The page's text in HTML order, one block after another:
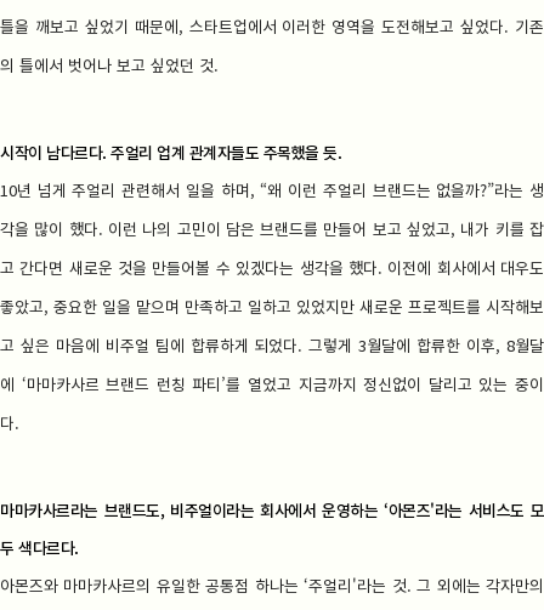
틀을 깨보고 싶었기 때문에, 스타트업에서 이러한 영역을 도전해보고 싶었다. 기존
의 틀에서 벗어나 보고 싶었던 것.
시작이 남다르다. 주얼리 업계 관계자들도 주목했을 듯.
10년 넘게 주얼리 관련해서 일을 하며, “왜 이런 주얼리 브랜드는 없을까?”라는 생
각을 많이 했다. 이런 나의 고민이 담은 브랜드를 만들어 보고 싶었고, 내가 키를 잡
고 간다면 새로운 것을 만들어볼 수 있겠다는 생각을 했다. 이전에 회사에서 대우도
좋았고, 중요한 일을 맡으며 만족하고 일하고 있었지만 새로운 프로젝트를 시작해보
고 싶은 마음에 비주얼 팀에 합류하게 되었다. 그렇게 3월달에 합류한 이후, 8월달
에 ‘마마카사르 브랜드 런칭 파티’를 열었고 지금까지 정신없이 달리고 있는 중이
다.
마마카사르라는 브랜드도, 비주얼이라는 회사에서 운영하는 ‘아몬즈'라는 서비스도 모
두 색다르다.
아몬즈와 마마카사르의 유일한 공통점 하나는 ‘주얼리'라는 것. 그 외에는 각자만의